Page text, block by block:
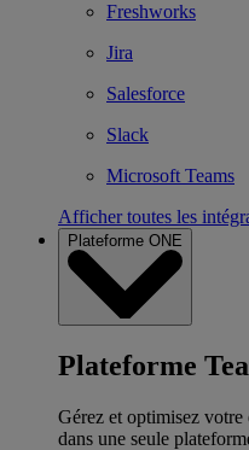
Freshworks
Jira
Salesforce
Slack
Microsoft Teams
Afficher toutes les
Plateforme ONE
Plateforme
Gérez et optimisez
dans une seule